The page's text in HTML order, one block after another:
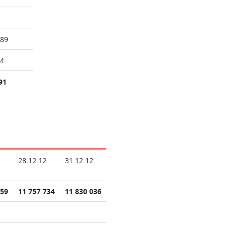
28.12.12 31.12.12
11 757 734 11 830 036